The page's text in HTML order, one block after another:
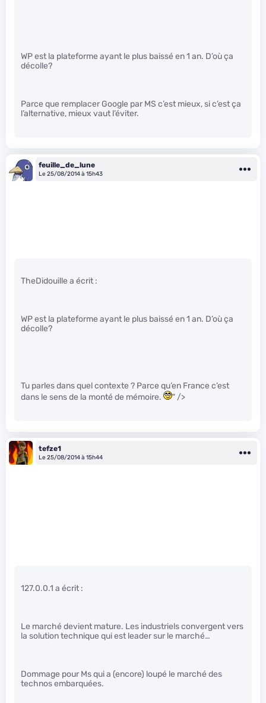
WP est la plateforme ayant le plus baissé en 1 an. D’où ça
décolle?
Parce que remplacer Google par MS c’est mieux, si c’est ça
l’alternative, mieux vaut l’éviter.
feuille_de_lune
Le 25/08/2014 à 15h43
TheDidouille a écrit :
WP est la plateforme ayant le plus baissé en 1 an. D’où ça
décolle?
Tu parles dans quel contexte ? Parce qu’en France c’est
dans le sens de la monté de mémoire.
" />
tefze1
Le 25/08/2014 à 15h44
127.0.0.1 a écrit :
Le marché devient mature. Les industriels convergent vers
la solution technique qui est leader sur le marché…
Dommage pour Ms qui a (encore) loupé le marché des
technos embarquées.